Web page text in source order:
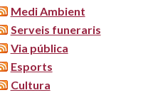
Medi Ambient
Serveis funeraris
Via pública
Esports
Cultura